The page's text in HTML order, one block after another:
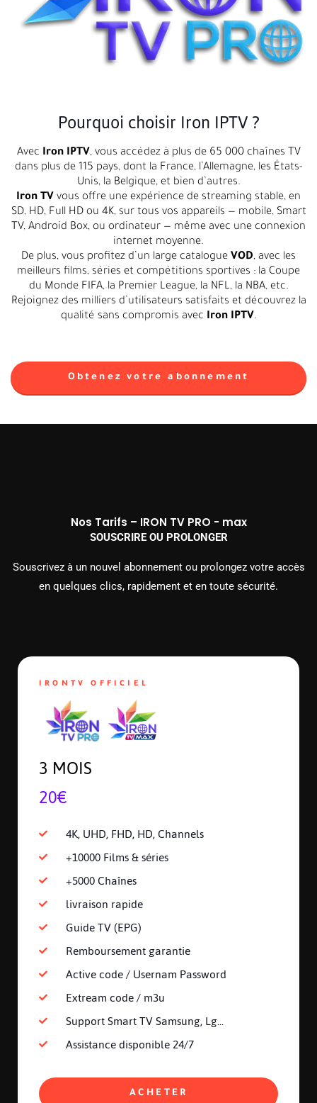
Pourquoi choisir Iron IPTV ?
Avec Iron IPTV, vous accédez à plus de 65 000 chaînes TV
dans plus de 115 pays, dont la France, l’Allemagne, les États-
Unis, la Belgique, et bien d’autres.
Iron TV vous offre une expérience de streaming stable, en
SD, HD, Full HD ou 4K, sur tous vos appareils — mobile, Smart
TV, Android Box, ou ordinateur — même avec une connexion
internet moyenne.
De plus, vous profitez d’un large catalogue VOD, avec les
meilleurs films, séries et compétitions sportives : la Coupe
du Monde FIFA, la Premier League, la NFL, la NBA, etc.
Rejoignez des milliers d’utilisateurs satisfaits et découvrez la
qualité sans compromis avec Iron IPTV.
Obtenez votre abonnement
Nos Tarifs – IRON TV PRO - max
SOUSCRIRE OU PROLONGER
Souscrivez à un nouvel abonnement ou prolongez votre accès
en quelques clics, rapidement et en toute sécurité.
IRONTV OFFICIEL
3 MOIS
20€
4K, UHD, FHD, HD, Channels
+10000 Films & séries
+5000 Chaînes
livraison rapide
Guide TV (EPG)
Remboursement garantie
Active code / Usernam Password
Extream code / m3u
Support Smart TV Samsung, Lg...
Assistance disponible 24/7
ACHETER